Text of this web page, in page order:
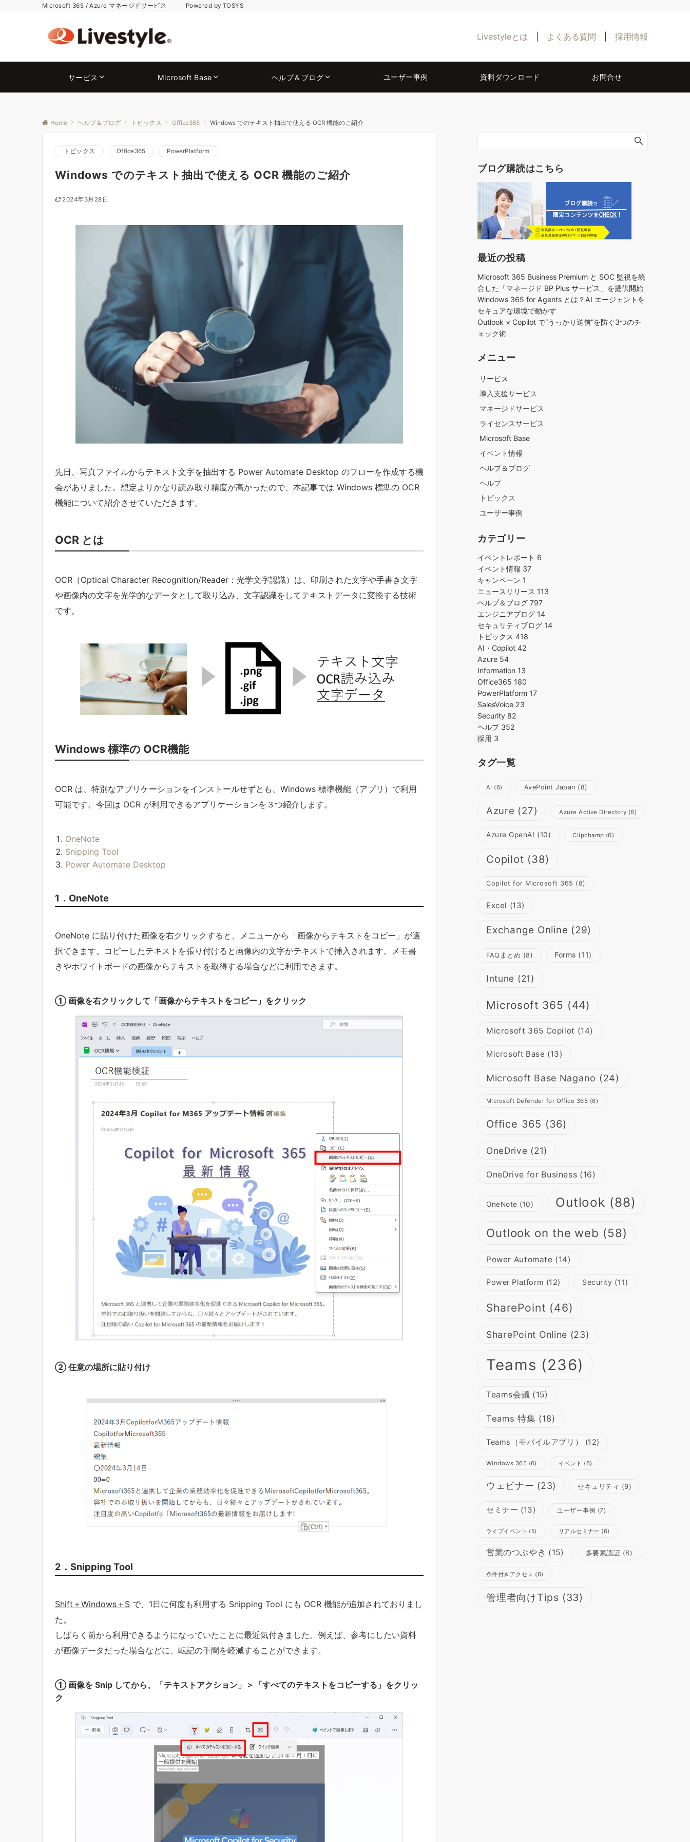
Microsoft 365 / Azure マネージドサービス Powered by TOSYS
Livestyleとは よくある質問 採用情報
サービス Microsoft Base ヘルプ＆ブログ ユーザー事例 資料ダウンロード お問合せ
Home ヘルプ＆ブログ トピックス Office365 Windows でのテキスト抽出で使える OCR 機能のご紹介
トピックス Office365 PowerPlatform
Windows でのテキスト抽出で使える OCR 機能のご紹介
2024年3月28日
先日、写真ファイルからテキスト文字を抽出する Power Automate Desktop のフローを作成する機
会がありました。想定よりかなり読み取り精度が高かったので、本記事では Windows 標準の OCR
機能について紹介させていただきます。
OCR とは
OCR（Optical Character Recognition/Reader：光学文字認識）は、印刷された文字や手書き文字
や画像内の文字を光学的なデータとして取り込み、文字認識をしてテキストデータに変換する技術
です。
Windows 標準の OCR機能
OCR は、特別なアプリケーションをインストールせずとも、Windows 標準機能（アプリ）で利用
可能です。今回は OCR が利用できるアプリケーションを３つ紹介します。
OneNote
Snipping Tool
Power Automate Desktop
1．OneNote
OneNote に貼り付けた画像を右クリックすると、メニューから「画像からテキストをコピー」が選
択できます。コピーしたテキストを張り付けると画像内の文字がテキストで挿入されます。メモ書
きやホワイトボードの画像からテキストを取得する場合などに利用できます。
① 画像を右クリックして「画像からテキストをコピー」をクリック
② 任意の場所に貼り付け
2．Snipping Tool
Shift＋Windows＋S で、1日に何度も利用する Snipping Tool にも OCR 機能が追加されておりまし
た。
しばらく前から利用できるようになっていたことに最近気付きました。例えば、参考にしたい資料
が画像データだった場合などに、転記の手間を軽減することができます。
① 画像を Snip してから、「テキストアクション」＞「すべてのテキストをコピーする」をクリッ
ク
ブログ購読はこちら
最近の投稿
Microsoft 365 Business Premium と SOC 監視を統
合した「マネージド BP Plus サービス」を提供開始
Windows 365 for Agents とは？AI エージェントを
セキュアな環境で動かす
Outlook × Copilot で“うっかり送信”を防ぐ3つのチ
ェック術​
メニュー
サービス
導入支援サービス
マネージドサービス
ライセンスサービス
Microsoft Base
イベント情報
ヘルプ＆ブログ
ヘルプ
トピックス
ユーザー事例
カテゴリー
イベントレポート 6
イベント情報 37
キャンペーン 1
ニュースリリース 113
ヘルプ＆ブログ 797
エンジニアブログ 14
セキュリティブログ 14
トピックス 418
AI・Copilot 42
Azure 54
Information 13
Office365 180
PowerPlatform 17
SalesVoice 23
Security 82
ヘルプ 352
採用 3
タグ一覧
AI (6) AvePoint Japan (8)
Azure (27) Azure Active Directory (6)
Azure OpenAI (10) Clipchamp (6)
Copilot (38)
Copilot for Microsoft 365 (8)
Excel (13)
Exchange Online (29)
FAQまとめ (8) Forms (11)
Intune (21)
Microsoft 365 (44)
Microsoft 365 Copilot (14)
Microsoft Base (13)
Microsoft Base Nagano (24)
Microsoft Defender for Office 365 (6)
Office 365 (36)
OneDrive (21)
OneDrive for Business (16)
OneNote (10) Outlook (88)
Outlook on the web (58)
Power Automate (14)
Power Platform (12) Security (11)
SharePoint (46)
SharePoint Online (23)
Teams (236)
Teams会議 (15)
Teams 特集 (18)
Teams（モバイルアプリ） (12)
Windows 365 (6) イベント (6)
ウェビナー (23) セキュリティ (9)
セミナー (13) ユーザー事例 (7)
ライブイベント (5) リアルセミナー (6)
営業のつぶやき (15) 多要素認証 (8)
条件付きアクセス (6)
管理者向けTips (33)